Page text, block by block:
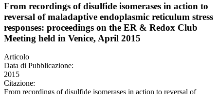
From recordings of disulfide isomerases in action to
reversal of maladaptive endoplasmic reticulum stress
responses: proceedings on the ER & Redox Club
Meeting held in Venice, April 2015
Articolo
Data di Pubblicazione:
2015
Citazione:
From recordings of disulfide isomerases in action to reversal of